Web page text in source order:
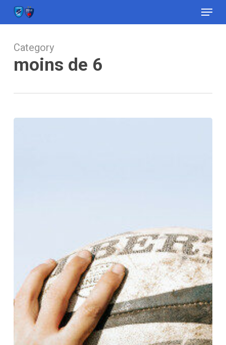
content
Menu
Category
moins de 6